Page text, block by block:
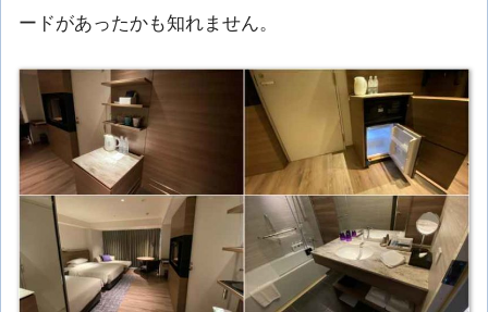
ードがあったかも知れません。